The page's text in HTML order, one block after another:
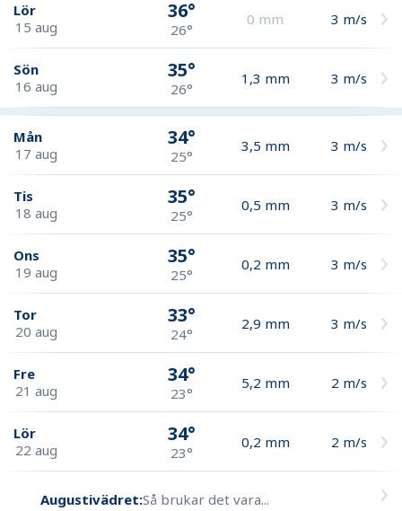
Lör
15 aug
36°
26°
0 mm 3 m/s
Sön
16 aug
35°
26°
1,3 mm 3 m/s
Mån
17 aug
34°
25°
3,5 mm 3 m/s
Tis
18 aug
35°
25°
0,5 mm 3 m/s
Ons
19 aug
35°
25°
0,2 mm 3 m/s
Tor
20 aug
33°
24°
2,9 mm 3 m/s
Fre
21 aug
34°
23°
5,2 mm 2 m/s
Lör
22 aug
34°
23°
0,2 mm 2 m/s
Augustivädret:Så brukar det vara...